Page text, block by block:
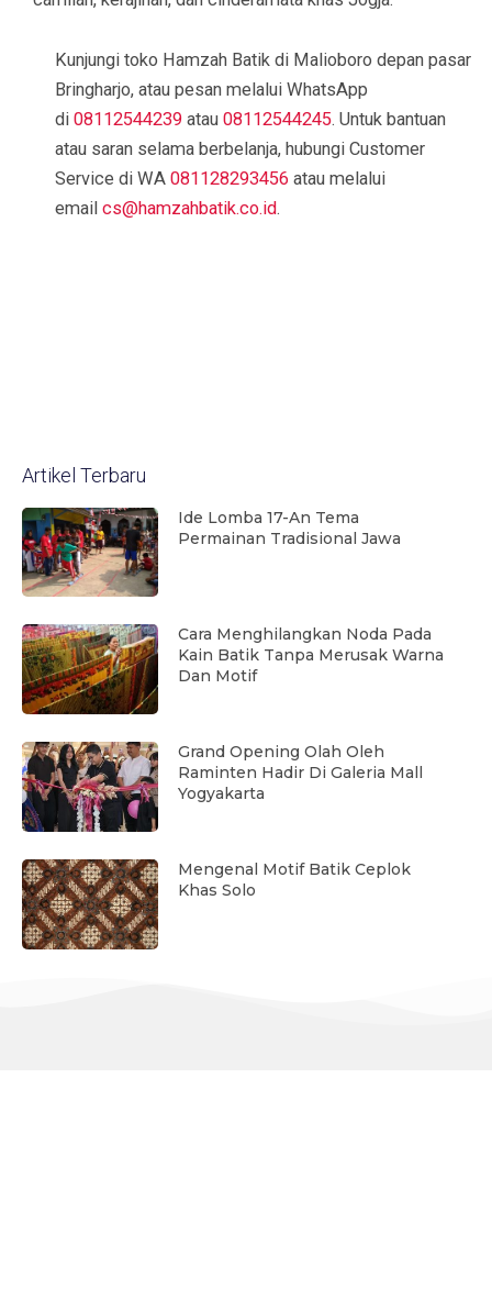
Kunjungi toko Hamzah Batik di Malioboro depan pasar
Bringharjo, atau pesan melalui WhatsApp
di 08112544239 atau 08112544245. Untuk bantuan
atau saran selama berbelanja, hubungi Customer
Service di WA 081128293456 atau melalui
email cs@hamzahbatik.co.id.
Artikel Terbaru
Ide Lomba 17-An Tema
Permainan Tradisional Jawa
Cara Menghilangkan Noda Pada
Kain Batik Tanpa Merusak Warna
Dan Motif
Grand Opening Olah Oleh
Raminten Hadir Di Galeria Mall
Yogyakarta
Mengenal Motif Batik Ceplok
Khas Solo